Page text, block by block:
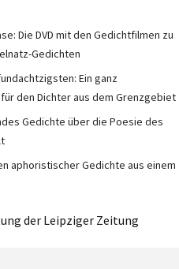
Die DVD mit den Gedichtfilmen zu
Gedichten
Ein ganz
den Dichter aus dem Grenzgebiet
Gedichte über die Poesie des
aphoristischer Gedichte aus einem
der Leipziger Zeitung